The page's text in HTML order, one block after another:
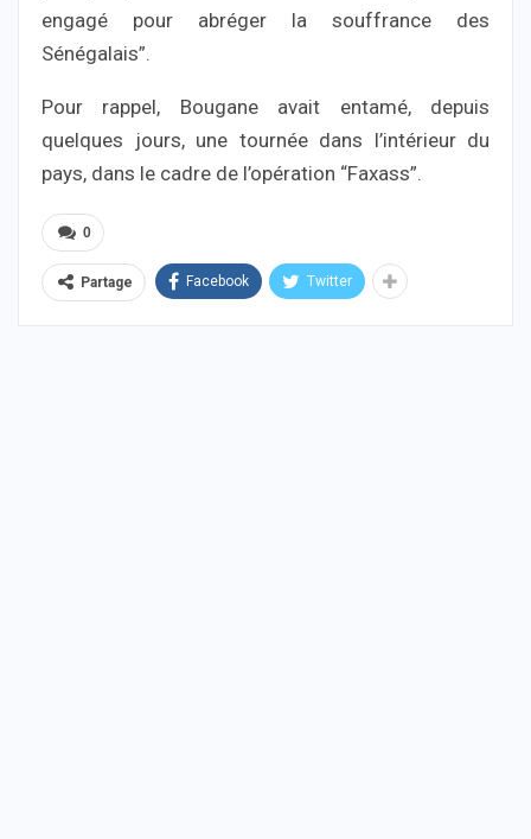
engagé pour abréger la souffrance des
Sénégalais”.
Pour rappel, Bougane avait entamé, depuis
quelques jours, une tournée dans l’intérieur du
pays, dans le cadre de l’opération “Faxass”.
0
Partage Facebook Twitter